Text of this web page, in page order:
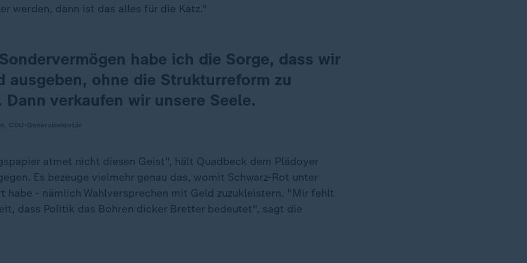
werden, dann ist das alles für die Katz."
habe ich die Sorge, dass wir
ausgeben, ohne die Strukturreform zu
Dann verkaufen wir unsere Seele.
atmet nicht diesen Geist", hält Quadbeck dem Plädoyer
Es bezeuge vielmehr genau das, womit Schwarz-Rot unter
habe - nämlich Wahlversprechen mit Geld zuzukleistern. "Mir fehlt
dass Politik das Bohren dicker Bretter bedeutet", sagt die